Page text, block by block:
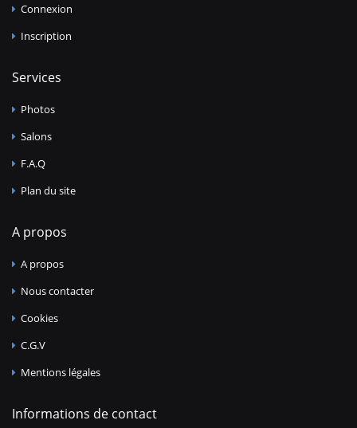
Connexion
Inscription
Services
Photos
Salons
F.A.Q
Plan du site
A propos
A propos
Nous contacter
Cookies
C.G.V
Mentions légales
Informations de contact